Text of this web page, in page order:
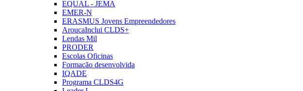
EQUAL - JEMA
EMER-N
ERASMUS Jovens Empreendedores
AroucaInclui CLDS+
Lendas Mil
PRODER
Escolas Oficinas
Formação desenvolvida
IQADE
Programa CLDS4G